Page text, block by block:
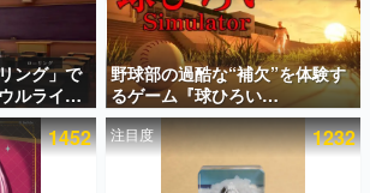
れている記事ランキング
集一覧
ング」で
ルライク
んはソウ
返事に失
」
野球部の過酷な“補欠”を体験す
るゲーム『球ひろい
Simulator』が「1件」のウィッ
シュリストをもとにチェコ語に
対応しSNSで話題に。『キング
ダム・カム』開発元やチェコの
1452 注目度 1232